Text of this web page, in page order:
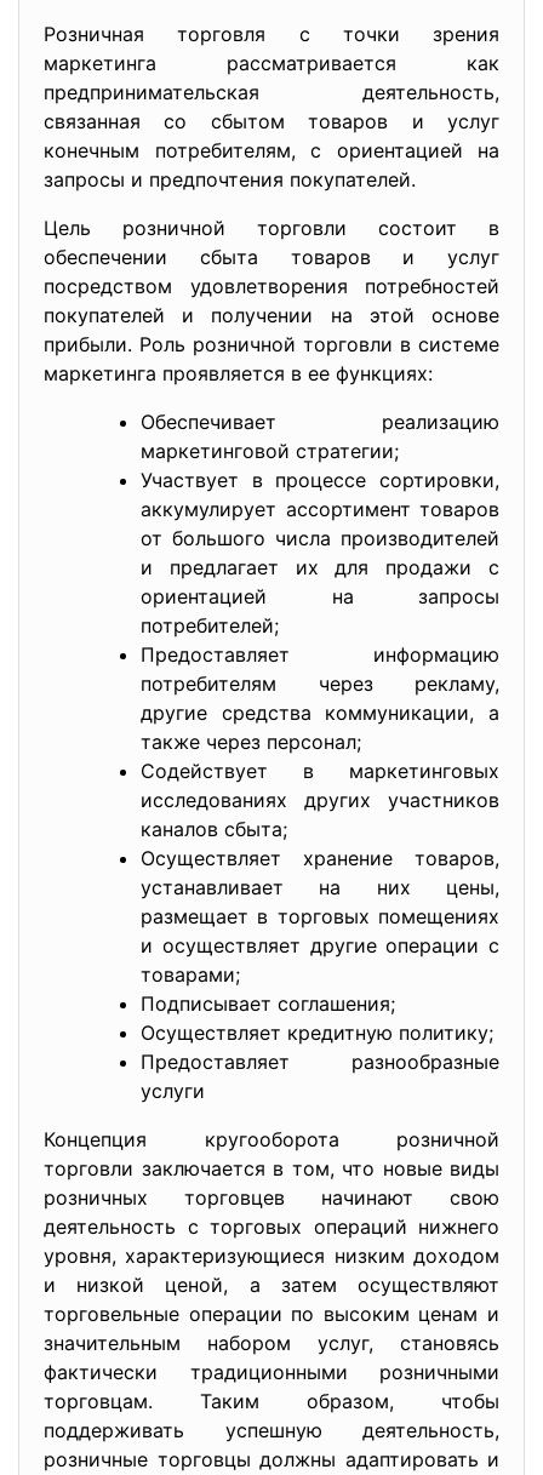
Розничная торговля с точки зрения
маркетинга рассматривается как
предпринимательская деятельность,
связанная со сбытом товаров и услуг
конечным потребителям, с ориентацией на
запросы и предпочтения покупателей.
Цель розничной торговли состоит в
обеспечении сбыта товаров и услуг
посредством удовлетворения потребностей
покупателей и получении на этой основе
прибыли. Роль розничной торговли в системе
маркетинга проявляется в ее функциях:
Обеспечивает реализацию
маркетинговой стратегии;
Участвует в процессе сортировки,
аккумулирует ассортимент товаров
от большого числа производителей
и предлагает их для продажи с
ориентацией на запросы
потребителей;
Предоставляет информацию
потребителям через рекламу,
другие средства коммуникации, а
также через персонал;
Содействует в маркетинговых
исследованиях других участников
каналов сбыта;
Осуществляет хранение товаров,
устанавливает на них цены,
размещает в торговых помещениях
и осуществляет другие операции с
товарами;
Подписывает соглашения;
Осуществляет кредитную политику;
Предоставляет разнообразные
услуги
Концепция кругооборота розничной
торговли заключается в том, что новые виды
розничных торговцев начинают свою
деятельность с торговых операций нижнего
уровня, характеризующиеся низким доходом
и низкой ценой, а затем осуществляют
торговельные операции по высоким ценам и
значительным набором услуг, становясь
фактически традиционными розничными
торговцам. Таким образом, чтобы
поддерживать успешную деятельность,
розничные торговцы должны адаптировать и